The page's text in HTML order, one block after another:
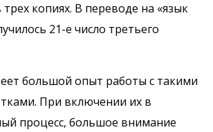
трех копиях. В переводе на «язык
21-е число третьего
большой опыт работы с такими
При включении их в
процесс, большое внимание